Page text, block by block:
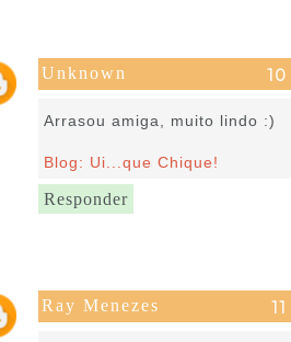
Unknown
Arrasou amiga, muito lindo :)
Blog: Ui...que Chique!
Responder
Ray Menezes